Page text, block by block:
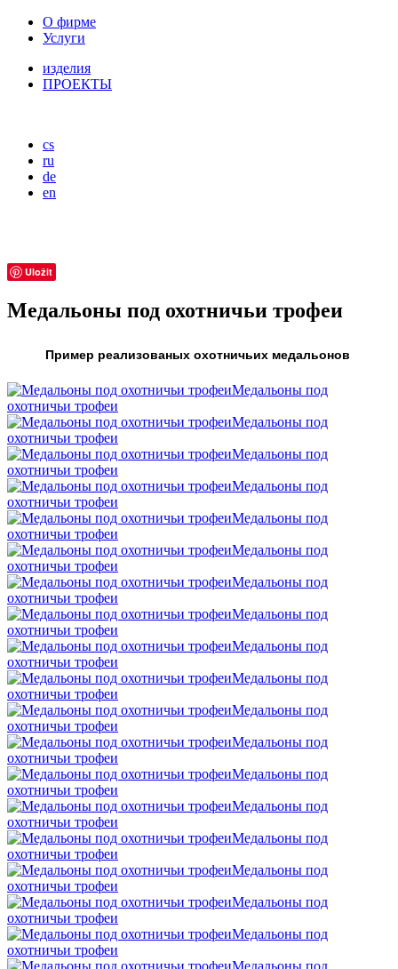
О фирме
Услуги
изделия
ПРОЕКТЫ
cs
ru
de
en
Uložit
Mедальоны под охотничьи трофеи
Пример реализованых охотничьих медальонов
Mедальоны под
охотничьи трофеи
Mедальоны под
охотничьи трофеи
Mедальоны под
охотничьи трофеи
Mедальоны под
охотничьи трофеи
Mедальоны под
охотничьи трофеи
Mедальоны под
охотничьи трофеи
Mедальоны под
охотничьи трофеи
Mедальоны под
охотничьи трофеи
Mедальоны под
охотничьи трофеи
Mедальоны под
охотничьи трофеи
Mедальоны под
охотничьи трофеи
Mедальоны под
охотничьи трофеи
Mедальоны под
охотничьи трофеи
Mедальоны под
охотничьи трофеи
Mедальоны под
охотничьи трофеи
Mедальоны под
охотничьи трофеи
Mедальоны под
охотничьи трофеи
Mедальоны под
охотничьи трофеи
Mедальоны под